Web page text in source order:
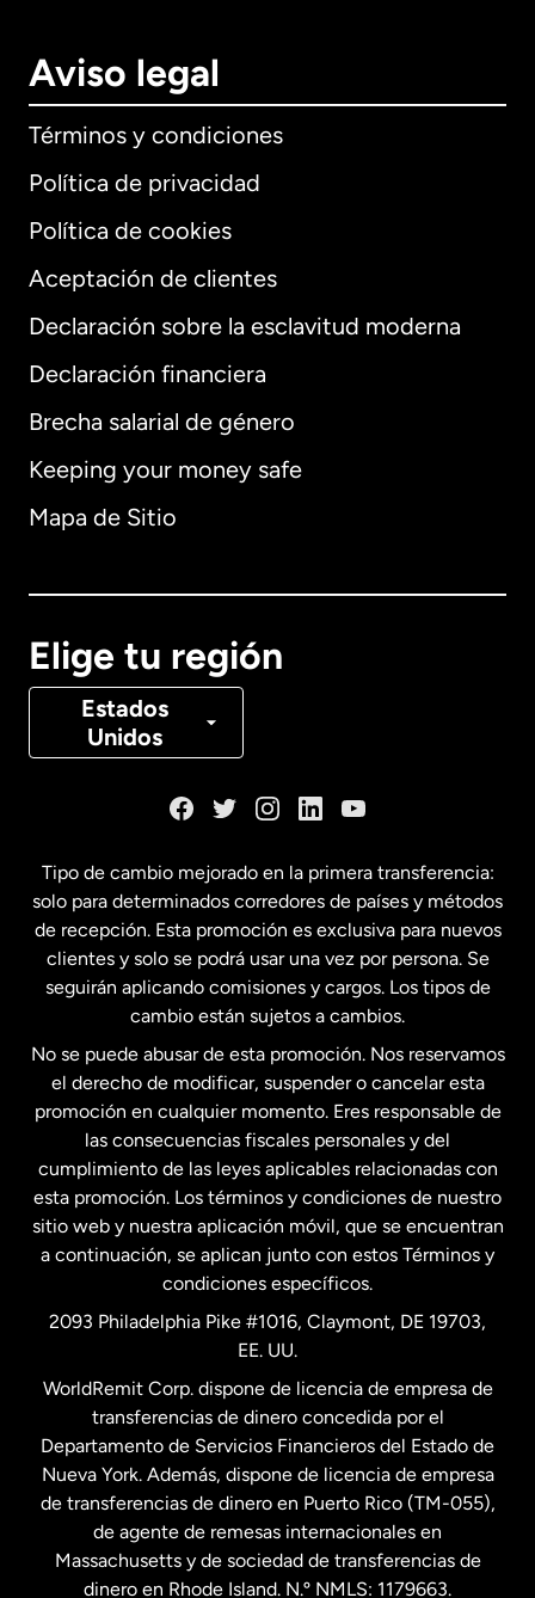
Aviso legal
Términos y condiciones
Política de privacidad
Política de cookies
Aceptación de clientes
Declaración sobre la esclavitud moderna
Declaración financiera
Brecha salarial de género
Keeping your money safe
Mapa de Sitio
Elige tu región
Estados
Unidos
Internacional English
Alemania
Canadá Français
Estados Unidos English
Estados Unidos Español
Francia
Malasia
Nueva Zelanda
Países Bajos
Suecia
Tipo de cambio mejorado en la primera transferencia:
solo para determinados corredores de países y métodos
de recepción. Esta promoción es exclusiva para nuevos
clientes y solo se podrá usar una vez por persona. Se
seguirán aplicando comisiones y cargos. Los tipos de
cambio están sujetos a cambios.
No se puede abusar de esta promoción. Nos reservamos
el derecho de modificar, suspender o cancelar esta
promoción en cualquier momento. Eres responsable de
las consecuencias fiscales personales y del
cumplimiento de las leyes aplicables relacionadas con
esta promoción. Los términos y condiciones de nuestro
sitio web y nuestra aplicación móvil, que se encuentran
a continuación, se aplican junto con estos Términos y
condiciones específicos.
2093 Philadelphia Pike #1016, Claymont, DE 19703,
EE. UU.
WorldRemit Corp. dispone de licencia de empresa de
transferencias de dinero concedida por el
Departamento de Servicios Financieros del Estado de
Nueva York. Además, dispone de licencia de empresa
de transferencias de dinero en Puerto Rico (TM-055),
de agente de remesas internacionales en
Massachusetts y de sociedad de transferencias de
dinero en Rhode Island. N.º NMLS: 1179663.